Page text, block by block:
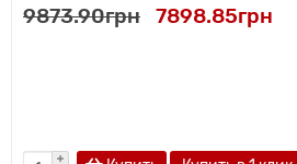
9873.90грн 7898.85грн